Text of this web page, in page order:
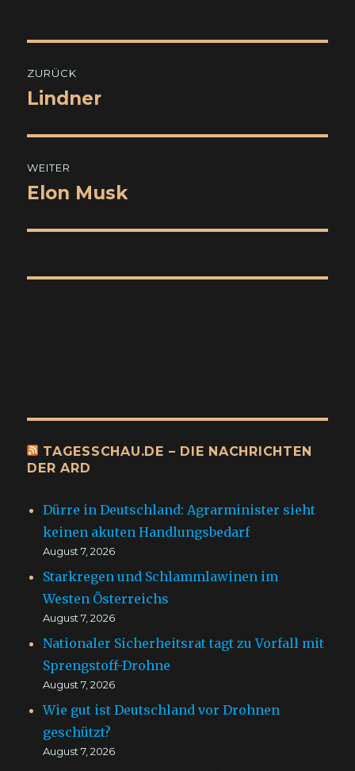
ZURÜCK
Vorheriger
Lindner
WEITER
Nächster
Elon Musk
TAGESSCHAU.DE – DIE NACHRICHTEN
DER ARD
Dürre in Deutschland: Agrarminister sieht
keinen akuten Handlungsbedarf
August 7, 2026
Starkregen und Schlammlawinen im
Westen Österreichs
August 7, 2026
Nationaler Sicherheitsrat tagt zu Vorfall mit
Sprengstoff-Drohne
August 7, 2026
Wie gut ist Deutschland vor Drohnen
geschützt?
August 7, 2026